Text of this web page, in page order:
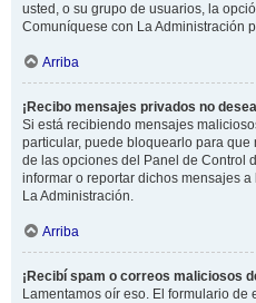
usted, o su grupo de usuarios, la
Comuníquese con La Administración
Arriba
¡Recibo mensajes privados no
Si está recibiendo mensajes
particular, puede bloquearlo para
de las opciones del Panel de Control
informar o reportar dichos mensajes
La Administración.
Arriba
¡Recibí spam o correos maliciosos
Lamentamos oír eso. El formulario